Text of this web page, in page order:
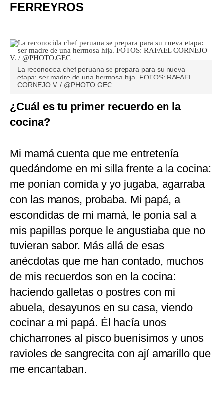
FERREYROS
La reconocida chef peruana se prepara para su nueva
etapa: ser madre de una hermosa hija. FOTOS: RAFAEL
CORNEJO V. / @PHOTO.GEC
¿Cuál es tu primer recuerdo en la
cocina?
Mi mamá cuenta que me entretenía
quedándome en mi silla frente a la cocina:
me ponían comida y yo jugaba, agarraba
con las manos, probaba. Mi papá, a
escondidas de mi mamá, le ponía sal a
mis papillas porque le angustiaba que no
tuvieran sabor. Más allá de esas
anécdotas que me han contado, muchos
de mis recuerdos son en la cocina:
haciendo galletas o postres con mi
abuela, desayunos en su casa, viendo
cocinar a mi papá. Él hacía unos
chicharrones al pisco buenísimos y unos
ravioles de sangrecita con ají amarillo que
me encantaban.